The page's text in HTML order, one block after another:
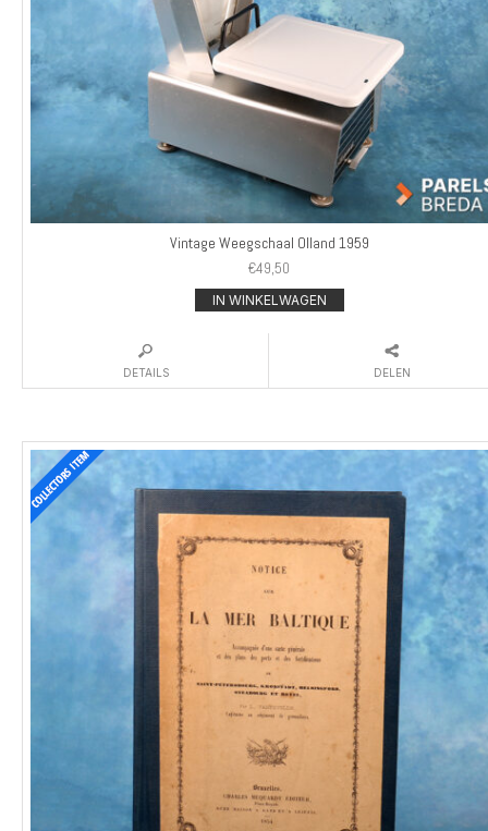
Vintage Weegschaal Olland 1959
€49,50
IN WINKELWAGEN
DETAILS DELEN